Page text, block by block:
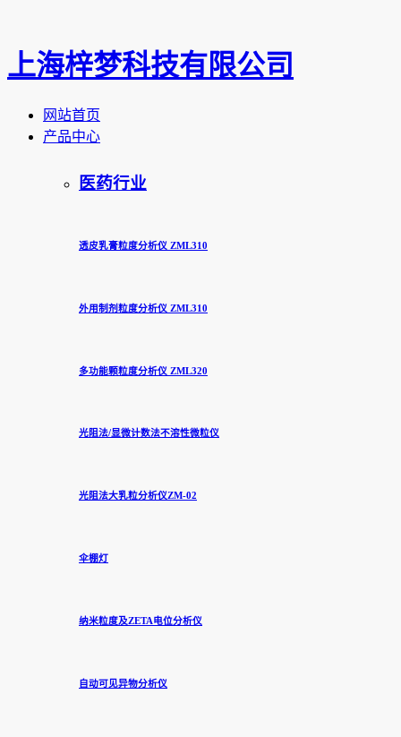
上海梓梦科技有限公司
网站首页
产品中心
医药行业
透皮乳膏粒度分析仪 ZML310
外用制剂粒度分析仪 ZML310
多功能颗粒度分析仪 ZML320
光阻法/显微计数法不溶性微粒仪
光阻法大乳粒分析仪ZM-02
伞棚灯
纳米粒度及ZETA电位分析仪
自动可见异物分析仪